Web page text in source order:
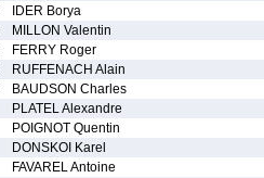
IDER Borya
MILLON Valentin
FERRY Roger
RUFFENACH Alain
BAUDSON Charles
PLATEL Alexandre
POIGNOT Quentin
DONSKOI Karel
FAVAREL Antoine